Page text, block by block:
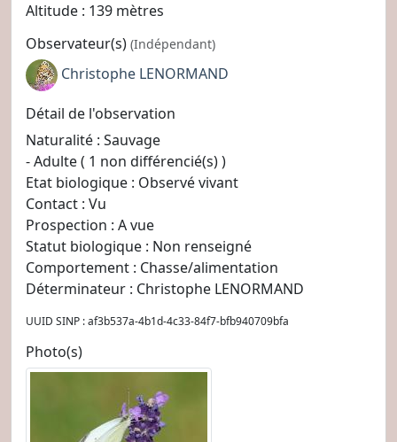
Altitude : 139 mètres
Observateur(s) (Indépendant)
Christophe LENORMAND
Détail de l'observation
Naturalité : Sauvage
- Adulte ( 1 non différencié(s) )
Etat biologique : Observé vivant
Contact : Vu
Prospection : A vue
Statut biologique : Non renseigné
Comportement : Chasse/alimentation
Déterminateur : Christophe LENORMAND
UUID SINP : af3b537a-4b1d-4c33-84f7-bfb940709bfa
Photo(s)